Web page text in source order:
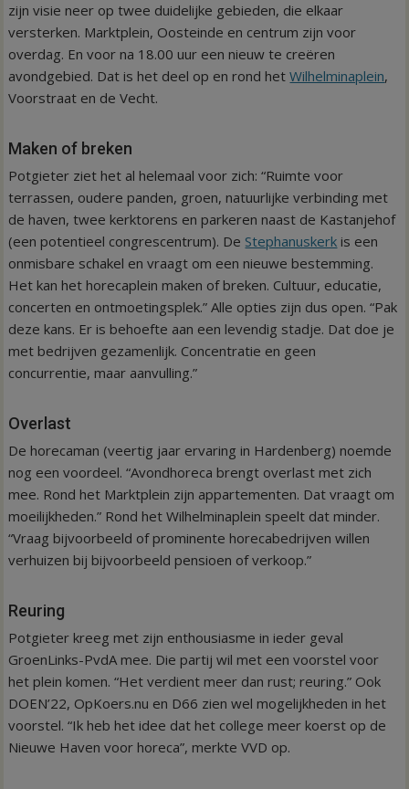
zijn visie neer op twee duidelijke gebieden, die elkaar
versterken. Marktplein, Oosteinde en centrum zijn voor
overdag. En voor na 18.00 uur een nieuw te creëren
avondgebied. Dat is het deel op en rond hetWilhelminaplein,
Voorstraat en de Vecht.
Maken of breken
Potgieter ziet het al helemaal voor zich: “Ruimte voor
terrassen, oudere panden, groen, natuurlijke verbinding met
de haven, twee kerktorens en parkeren naast de Kastanjehof
(een potentieel congrescentrum). De Stephanuskerk is een
onmisbare schakel en vraagt om een nieuwe bestemming.
Het kan het horecaplein maken of breken. Cultuur, educatie,
concerten en ontmoetingsplek.” Alle opties zijn dus open. “Pak
deze kans. Er is behoefte aan een levendig stadje. Dat doe je
met bedrijven gezamenlijk. Concentratie en geen
concurrentie, maar aanvulling.”
Overlast
De horecaman (veertig jaar ervaring in Hardenberg) noemde
nog een voordeel. “Avondhoreca brengt overlast met zich
mee. Rond het Marktplein zijn appartementen. Dat vraagt om
moeilijkheden.” Rond het Wilhelminaplein speelt dat minder.
“Vraag bijvoorbeeld of prominente horecabedrijven willen
verhuizen bij bijvoorbeeld pensioen of verkoop.”
Reuring
Potgieter kreeg met zijn enthousiasme in ieder geval
GroenLinks-PvdA mee. Die partij wil met een voorstel voor
het plein komen. “Het verdient meer dan rust; reuring.” Ook
DOEN’22, OpKoers.nu en D66 zien wel mogelijkheden in het
voorstel. “Ik heb het idee dat het college meer koerst op de
Nieuwe Haven voor horeca”, merkte VVD op.